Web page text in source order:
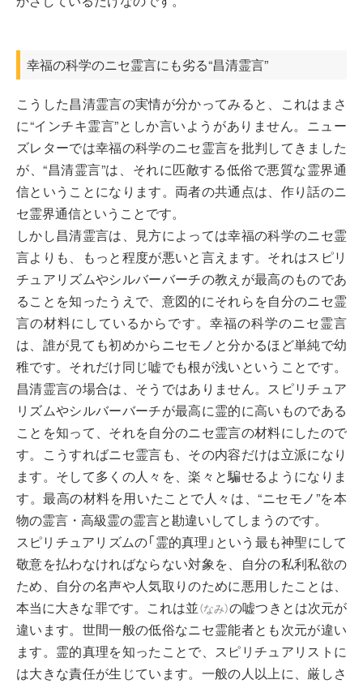
幸福の科学のニセ霊言にも劣る“昌清霊言”
こうした昌清霊言の実情が分かってみると、これはまさ
に“インチキ霊言”としか言いようがありません。ニュー
ズレターでは幸福の科学のニセ霊言を批判してきました
が、“昌清霊言”は、それに匹敵する低俗で悪質な霊界通
信ということになります。両者の共通点は、作り話のニ
セ霊界通信ということです。
しかし昌清霊言は、見方によっては幸福の科学のニセ霊
言よりも、もっと程度が悪いと言えます。それはスピリ
チュアリズムやシルバーバーチの教えが最高のものであ
ることを知ったうえで、意図的にそれらを自分のニセ霊
言の材料にしているからです。幸福の科学のニセ霊言
は、誰が見ても初めからニセモノと分かるほど単純で幼
稚です。それだけ同じ嘘でも根が浅いということです。
昌清霊言の場合は、そうではありません。スピリチュア
リズムやシルバーバーチが最高に霊的に高いものである
ことを知って、それを自分のニセ霊言の材料にしたので
す。こうすればニセ霊言も、その内容だけは立派になり
ます。そして多くの人々を、楽々と騙せるようになりま
す。最高の材料を用いたことで人々は、“ニセモノ”を本
物の霊言・高級霊の霊言と勘違いしてしまうのです。
スピリチュアリズムの「霊的真理」という最も神聖にして
敬意を払わなければならない対象を、自分の私利私欲の
ため、自分の名声や人気取りのために悪用したことは、
本当に大きな罪です。これは並（なみ）の嘘つきとは次元が
違います。世間一般の低俗なニセ霊能者とも次元が違い
ます。霊的真理を知ったことで、スピリチュアリストに
は大きな責任が生じています。一般の人以上に、厳しさ